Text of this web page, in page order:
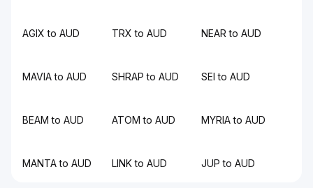
AGIX to AUD TRX to AUD NEAR to AUD
MAVIA to AUD SHRAP to AUD SEI to AUD
BEAM to AUD ATOM to AUD MYRIA to AUD
MANTA to AUD LINK to AUD JUP to AUD